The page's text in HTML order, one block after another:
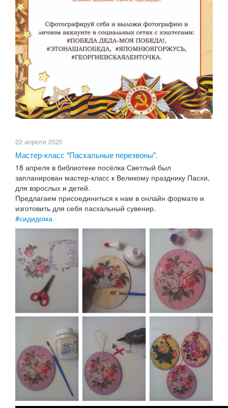
22 апреля 2020
Мастер-класс "Пасхальные перезвоны".
18 апреля в библиотеке посёлка Светлый был
запланирован мастер-класс к Великому празднику Пасхи,
для взрослых и детей.
Предлагаем присоединиться к нам в онлайн формате и
изготовить для себя пасхальный сувенир.
#сидидома